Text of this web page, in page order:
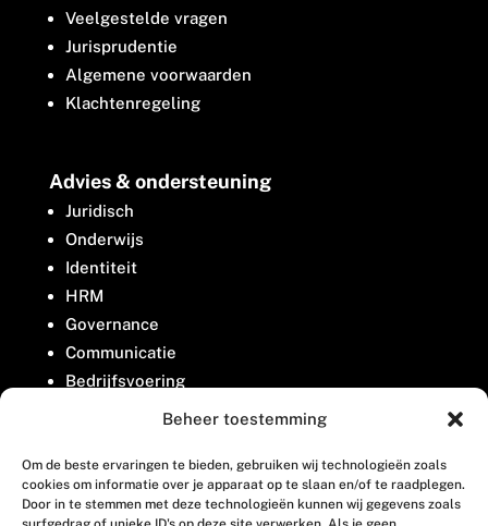
Beheer toestemming
Om de beste ervaringen te bieden, gebruiken wij technologieën zoals
cookies om informatie over je apparaat op te slaan en/of te raadplegen.
Door in te stemmen met deze technologieën kunnen wij gegevens zoals
Veelgestelde vragen
Jurisprudentie
Algemene voorwaarden
Klachtenregeling
Advies & ondersteuning
Juridisch
Onderwijs
Identiteit
HRM
Governance
Communicatie
Bedrijfsvoering
Belangenbehartiging
Contact